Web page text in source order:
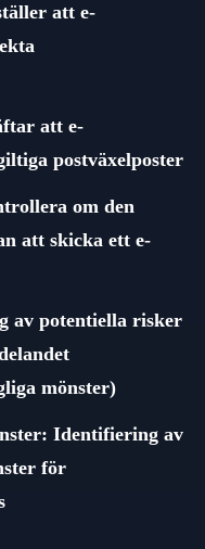
att e-
att e-
postväxelposter
om den
att skicka ett e-
av potentiella risker
mönster)
Identifiering av
för